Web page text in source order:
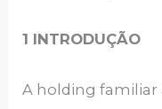
1 INTRODUÇÃO
A holding